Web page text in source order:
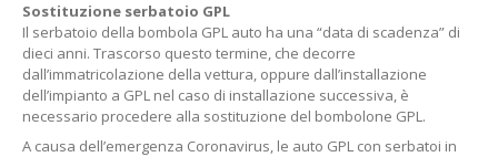
Sostituzione serbatoio GPL
Il serbatoio della bombola GPL auto ha una “data di scadenza” di
dieci anni. Trascorso questo termine, che decorre
dall’immatricolazione della vettura, oppure dall’installazione
dell’impianto a GPL nel caso di installazione successiva, è
necessario procedere alla sostituzione del bombolone GPL.
A causa dell’emergenza Coronavirus, le auto GPL con serbatoi in